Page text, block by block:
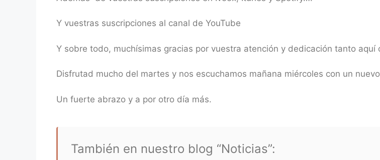
Y vuestras suscripciones al canal de YouTube
Y sobre todo, muchísimas gracias por vuestra atención y dedicación tanto aquí
Disfrutad mucho del martes y nos escuchamos mañana miércoles con un
Un fuerte abrazo y a por otro día más.
También en nuestro blog “Noticias”: